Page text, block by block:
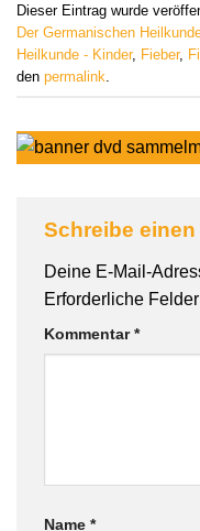
Dieser Eintrag wurde
Der Germanischen
Heilkunde - Kinder, Fieber,
den permalink
Schreibe
Deine E-Mail-
Erforderliche
Kommentar*
Name *